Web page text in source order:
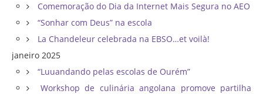
Comemoração do Dia da Internet Mais Segura no AEO
“Sonhar com Deus” na escola
La Chandeleur celebrada na EBSO…et voilà!
janeiro 2025
“Luuandando pelas escolas de Ourém”
Workshop de culinária angolana promove partilha